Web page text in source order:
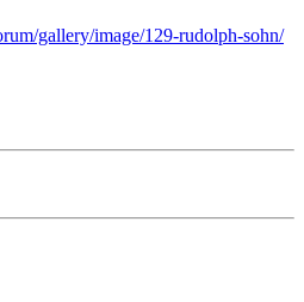
gallery/image/129-rudolph-sohn/